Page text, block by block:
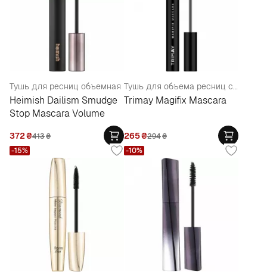
Тушь для ресниц объемная
Heimish Dailism Smudge
Stop Mascara Volume
372₴413₴
Тушь для объема ресниц с карнаубским воском
Trimay Magifix Mascara
265₴294₴
-15% -10%